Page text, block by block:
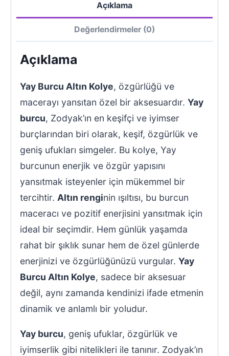
Açıklama
Değerlendirmeler (0)
Açıklama
Yay Burcu Altın Kolye, özgürlüğü ve
macerayı yansıtan özel bir aksesuardır.Yay
burcu, Zodyak’ın en keşifçi ve iyimser
burçlarından biri olarak, keşif, özgürlük ve
geniş ufukları simgeler. Bu kolye, Yay
burcunun enerjik ve özgür yapısını
yansıtmak isteyenler için mükemmel bir
tercihtir. Altın renginin ışıltısı, bu burcun
maceracı ve pozitif enerjisini yansıtmak için
ideal bir seçimdir. Hem günlük yaşamda
rahat bir şıklık sunar hem de özel günlerde
enerjinizi ve özgürlüğünüzü vurgular.Yay
Burcu Altın Kolye, sadece bir aksesuar
değil, aynı zamanda kendinizi ifade etmenin
dinamik ve anlamlı bir yoludur.
Yay burcu, geniş ufuklar, özgürlük ve
iyimserlik gibi nitelikleri ile tanınır. Zodyak’ın